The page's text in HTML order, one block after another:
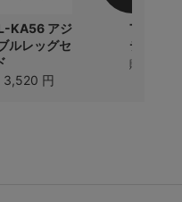
KA56 アジ
ルレッグセ
3,520 円
デュアル
販売価格(